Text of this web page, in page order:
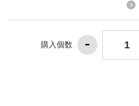
購入個数